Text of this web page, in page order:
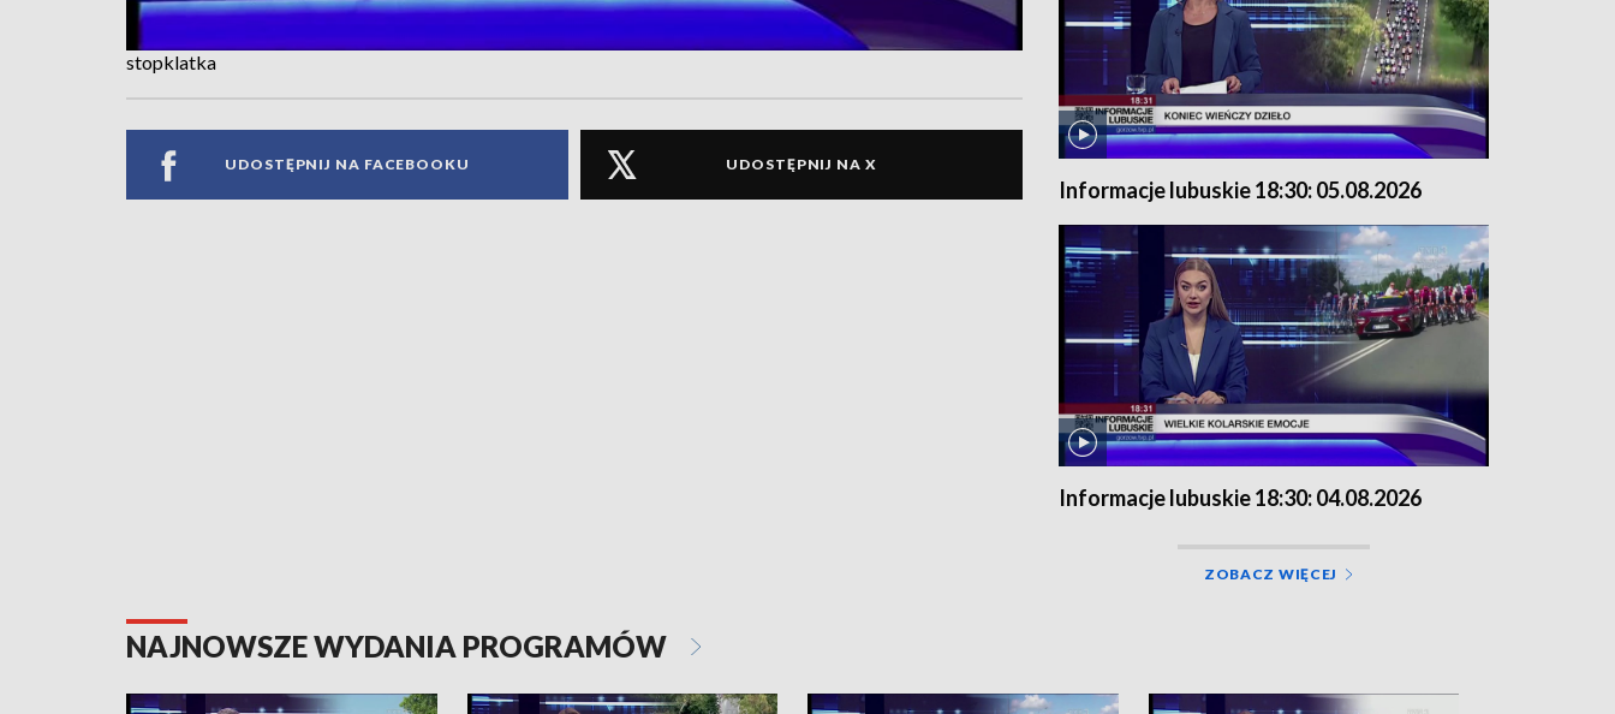
stopklatka
UDOSTĘPNIJ NA FACEBOOKU UDOSTĘPNIJ NA X
Informacje lubuskie 18:30: 05.08.2026
Informacje lubuskie 18:30: 04.08.2026
ZOBACZ WIĘCEJ
NAJNOWSZE WYDANIA PROGRAMÓW